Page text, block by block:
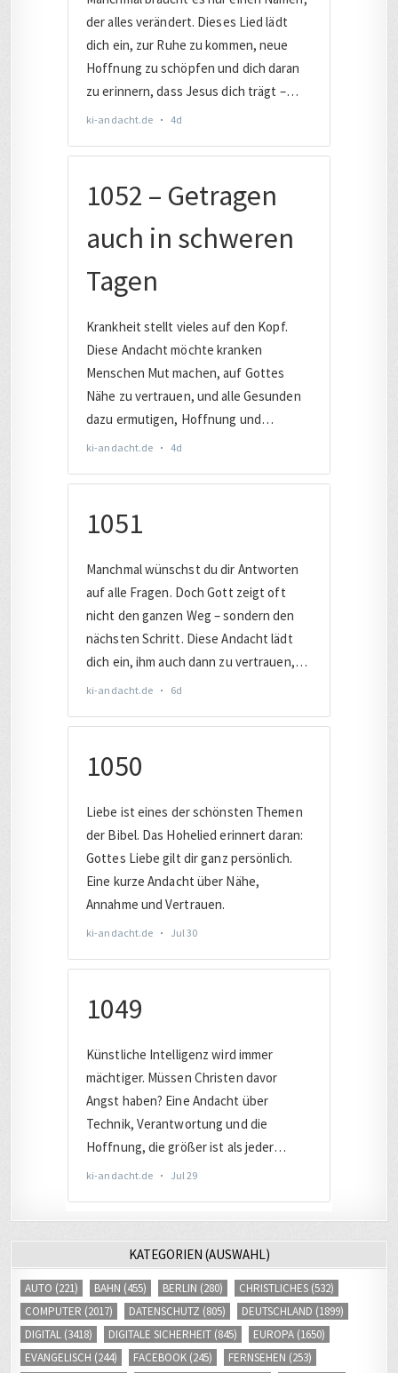
KATEGORIEN (AUSWAHL)
AUTO (221) BAHN (455) BERLIN (280) CHRISTLICHES (532)
COMPUTER (2017) DATENSCHUTZ (805) DEUTSCHLAND (1899)
DIGITAL (3418) DIGITALE SICHERHEIT (845) EUROPA (1650)
EVANGELISCH (244) FACEBOOK (245) FERNSEHEN (253)